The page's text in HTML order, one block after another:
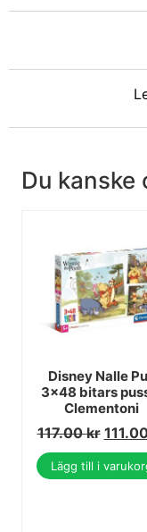
Du kanske
Disney Nalle
3x48 bitars
Clementoni
117.00kr
Lägg till i